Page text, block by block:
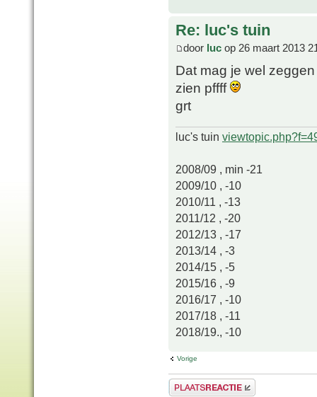
Re: luc's tuin
door luc op 26 maart 2013
Dat mag je wel
zien pffff
grt
luc's tuin
2008/09 , min -21
2009/10 , -10
2010/11 , -13
2011/12 , -20
2012/13 , -17
2013/14 , -3
2014/15 , -5
2015/16 , -9
2016/17 , -10
2017/18 , -11
2018/19., -10
Vorige
Plaats een reactie